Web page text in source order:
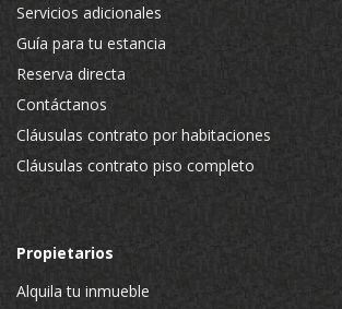
Servicios adicionales
Guía para tu estancia
Reserva directa
Contáctanos
Cláusulas contrato por habitaciones
Cláusulas contrato piso completo
Propietarios
Alquila tu inmueble